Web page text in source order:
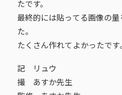
たです。
最終的には貼ってる画像の
た。
たくさん作れてよかったです
記 リュウ
撮 あすか先生